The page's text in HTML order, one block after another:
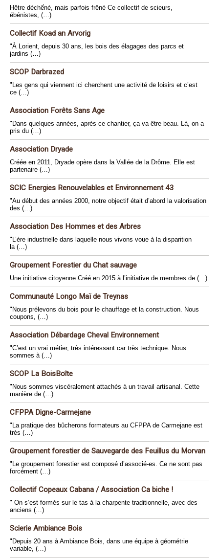
Hêtre déchếné, mais parfois frêné Ce collectif de scieurs,
ébénistes, (…)
Collectif Koad an Arvorig
"À Lorient, depuis 30 ans, les bois des élagages des parcs et
jardins (…)
SCOP Darbrazed
"Les gens qui viennent ici cherchent une activité de loisirs et c’est
ce (…)
Association Forêts Sans Age
"Dans quelques années, après ce chantier, ça va être beau. Là, on a
pris du (…)
Association Dryade
Créée en 2011, Dryade opère dans la Vallée de la Drôme. Elle est
partenaire (…)
SCIC Energies Renouvelables et Environnement 43
"Au début des années 2000, notre objectif était d’abord la valorisation
des (…)
Association Des Hommes et des Arbres
"L’ère industrielle dans laquelle nous vivons voue à la disparition
la (…)
Groupement Forestier du Chat sauvage
Une initiative citoyenne Créé en 2015 à l’initiative de membres de (…)
Communauté Longo Maï de Treynas
"Nous prélevons du bois pour le chauffage et la construction. Nous
coupons, (…)
Association Débardage Cheval Environnement
"C’est un vrai métier, très intéressant car très technique. Nous
sommes à (…)
SCOP La BoisBoîte
"Nous sommes viscéralement attachés à un travail artisanal. Cette
manière de (…)
CFPPA Digne-Carmejane
"La pratique des bûcherons formateurs au CFPPA de Carmejane est
très (…)
Groupement forestier de Sauvegarde des Feuillus du Morvan
"Le groupement forestier est composé d’associé-es. Ce ne sont pas
forcément (…)
Collectif Copeaux Cabana / Association Ca biche !
" On s’est formés sur le tas à la charpente traditionnelle, avec des
anciens (…)
Scierie Ambiance Bois
"Depuis 20 ans à Ambiance Bois, dans une équipe à géométrie
variable, (…)